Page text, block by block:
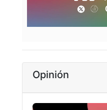
Opinión